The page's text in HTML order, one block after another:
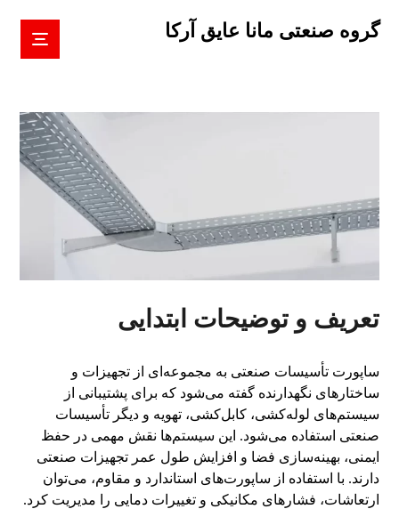
گروه صنعتی مانا عایق آرکا
تعریف و توضیحات ابتدایی
ساپورت تأسیسات صنعتی به مجموعه‌ای از تجهیزات و
ساختارهای نگهدارنده گفته می‌شود که برای پشتیبانی از
سیستم‌های لوله‌کشی، کابل‌کشی، تهویه و دیگر تأسیسات
صنعتی استفاده می‌شود. این سیستم‌ها نقش مهمی در حفظ
ایمنی، بهینه‌سازی فضا و افزایش طول عمر تجهیزات صنعتی
دارند. با استفاده از ساپورت‌های استاندارد و مقاوم، می‌توان
ارتعاشات، فشارهای مکانیکی و تغییرات دمایی را مدیریت کرد.